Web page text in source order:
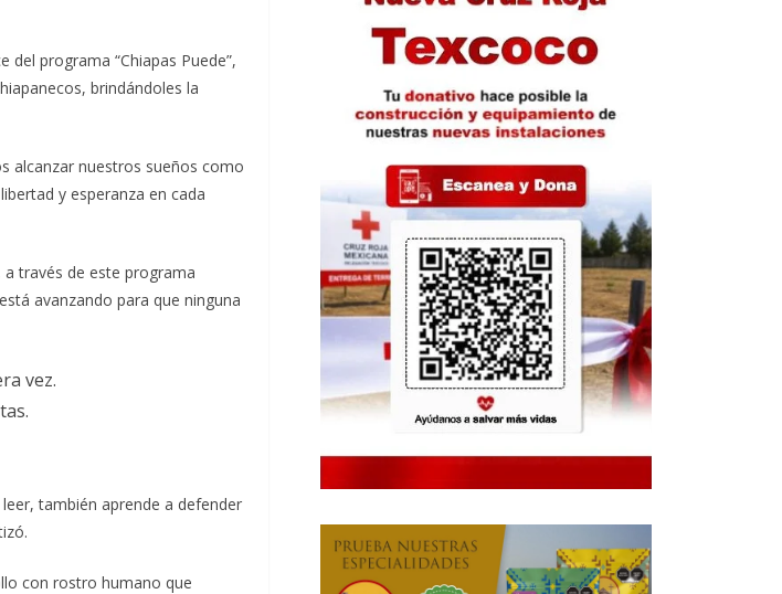
programa “Chiapas Puede”,
brindándoles la
alcanzar nuestros sueños como
y esperanza en cada
través de este programa
avanzando para que ninguna
vez.
también aprende a defender
con rostro humano que